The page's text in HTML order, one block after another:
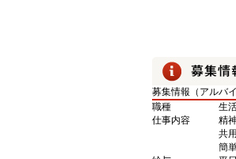
募集情報（アルバ
職種
生
仕事内容
精
共
簡